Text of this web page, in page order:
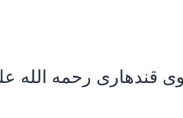
قندهاری رحمه الله